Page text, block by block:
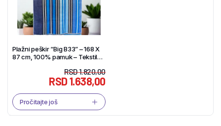
Plažni peškir “Big B33” – 168 X
87 cm, 100% pamuk – Tekstil
RSD1.820,00
RSD1.638,00
Pročitajte još